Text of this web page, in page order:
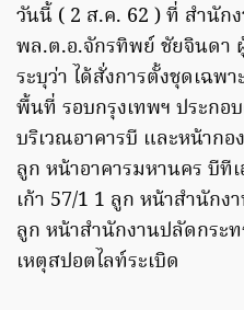
วันนี้ ( 2 ส.ค. 62 ) ที่ สำนัก
พล.ต.อ.จักรทิพย์ ชัยจินดา
ระบุว่า ได้สั่งการตั้งชุดเฉพ
พื้นที่ รอบกรุงเทพฯ ประก
บริเวณอาคารบี และหน้าก
ลูก หน้าอาคารมหานคร บีที
เก้า 57/1 1 ลูก หน้าสำนักง
ลูก หน้าสำนักงานปลัดกระ
เหตุสปอตไลท์ระเบิด